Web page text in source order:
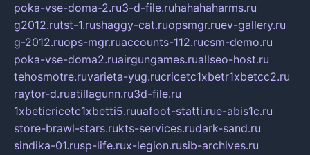
poka-vse-doma-2.ru3-d-file.ruhahahaharms.ru
g2012.rutst-1.rushaggy-cat.ruopsmgr.ruev-gallery.ru
g-2012.ruops-mgr.ruaccounts-112.rucsm-demo.ru
poka-vse-doma2.ruairgungames.ruallseo-host.ru
tehosmotre.ruvarieta-yug.rucricetc1xbetr1xbetcc2.ru
raytor-d.ruatillagunn.ru3d-file.ru
1xbeticricetc1xbetti5.ruuafoot-statti.rue-abis1c.ru
store-brawl-stars.rukts-services.rudark-sand.ru
sindika-01.rusp-life.rux-legion.rusib-archives.ru